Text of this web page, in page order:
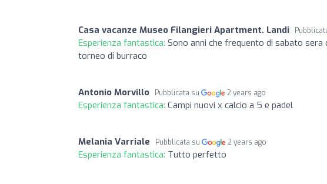
Casa vacanze Museo Filangieri Apartment. Landi
Esperienza fantastica: Sono anni che frequento di sabato
torneo di burraco
Antonio Morvillo Pubblicata su 2 years ago
Esperienza fantastica: Campi nuovi x calcio a 5 e padel
Melania Varriale Pubblicata su 2 years ago
Esperienza fantastica: Tutto perfetto